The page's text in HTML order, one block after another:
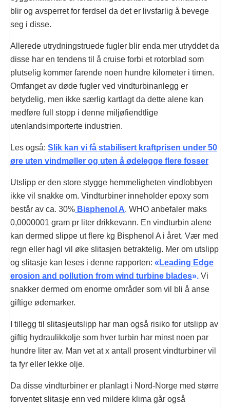
blir og avsperret for ferdsel da det er livsfarlig å bevege
seg i disse.
Allerede utrydningstruede fugler blir enda mer utryddet da
disse har en tendens til å cruise forbi et rotorblad som
plutselig kommer farende noen hundre kilometer i timen.
Omfanget av døde fugler ved vindturbinanlegg er
betydelig, men ikke særlig kartlagt da dette alene kan
medføre full stopp i denne miljøfiendtlige
utenlandsimporterte industrien.
Les også: Slik kan vi få stabilisert kraftprisen under 50
øre uten vindmøller og uten å ødelegge flere fosser
Utslipp er den store stygge hemmeligheten vindlobbyen
ikke vil snakke om. Vindturbiner inneholder epoxy som
består av ca. 30% Bisphenol A. WHO anbefaler maks
0,0000001 gram pr liter drikkevann. En vindturbin alene
kan dermed slippe ut flere kg Bisphenol A i året. Vær med
regn eller hagl vil øke slitasjen betraktelig. Mer om utslipp
og slitasje kan leses i denne rapporten: « Leading Edge
erosion and pollution from wind turbine blades». Vi
snakker dermed om enorme områder som vil bli å anse
giftige ødemarker.
I tillegg til slitasjeutslipp har man også risiko for utslipp av
giftig hydraulikkolje som hver turbin har minst noen par
hundre liter av. Man vet at x antall prosent vindturbiner vil
ta fyr eller lekke olje.
Da disse vindturbiner er planlagt i Nord-Norge med større
forventet slitasje enn ved mildere klima går også